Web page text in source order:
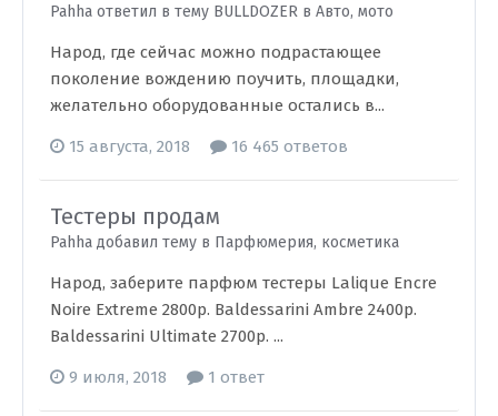
Pahha ответил в тему BULLDOZER в Авто, мото
Народ, где сейчас можно подрастающее
поколение вождению поучить, площадки,
желательно оборудованные остались в...
15 августа, 2018 16 465 ответов
Тестеры продам
Pahha добавил тему в Парфюмерия, косметика
Народ, заберите парфюм тестеры Lalique Encre
Noire Extreme 2800р. Baldessarini Ambre 2400р.
Baldessarini Ultimate 2700р. ...
9 июля, 2018 1 ответ